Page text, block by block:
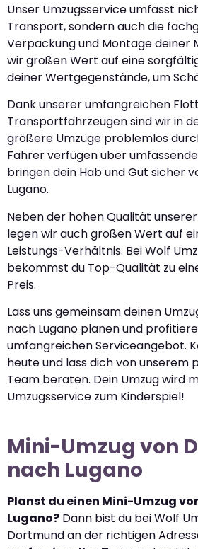
Unser Umzugsservice umfasst
Transport, sondern auch die
Verpackung und Montage deiner
wir großen Wert auf eine
deiner Wertgegenstände, um
Dank unserer umfangreichen
Transportfahrzeugen sind wir in
größere Umzüge problemlos
Fahrer verfügen über
bringen dein Hab und Gut sicher
Lugano.
Neben der hohen Qualität
legen wir auch großen Wert auf
Leistungs-Verhältnis. Bei Wolf
bekommst du Top-Qualität zu
Preis.
Lass uns gemeinsam deinen
nach Lugano planen und
umfangreichen Serviceangebot.
heute und lass dich von unserem
Team beraten. Dein Umzug wird
Umzugsservice zum Kinderspiel!
Mini-Umzug von
nach Lugano
Planst du einen Mini-Umzug
Lugano? Dann bist du bei Wolf
Dortmund an der richtigen